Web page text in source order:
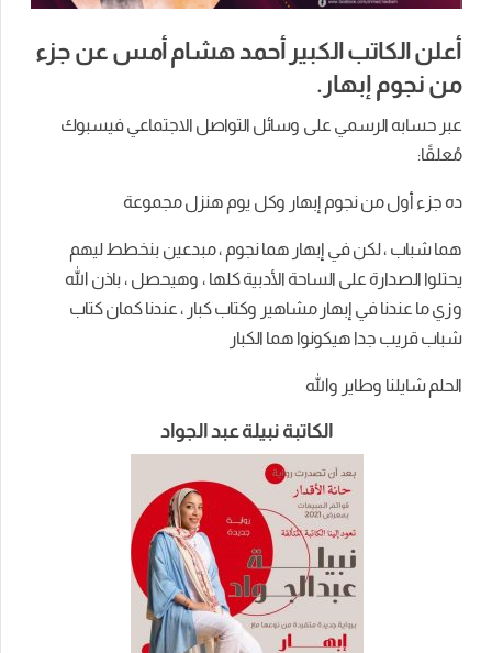
أعلن الكاتب الكبير أحمد هشام أمس عن جزء
من نجوم إبهار.
عبر حسابه الرسمي على وسائل التواصل الاجتماعي فيسبوك
مُعلقًا:
ده جزء أول من نجوم إبهار وكل يوم هنزل مجموعة
هما شباب ، لكن في إبهار هما نجوم ، مبدعين بنخطط ليهم
يحتلوا الصدارة على الساحة الأدبية كلها ، وهيحصل ، باذن الله
وزي ما عندنا في إبهار مشاهير وكتاب كبار ، عندنا كمان كتاب
شباب قريب جدا هيكونوا هما الكبار
الحلم شايلنا وطاير والله
الكاتبة نبيلة عبد الجواد